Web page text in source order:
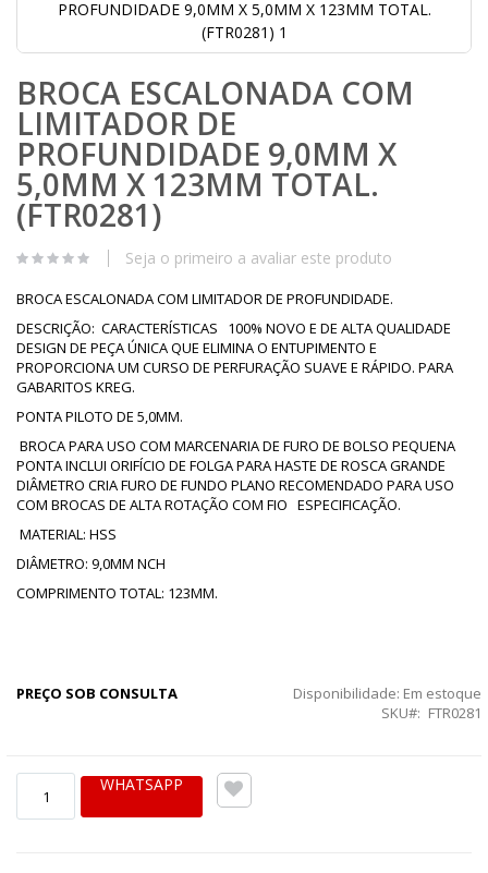
PROFUNDIDADE 9,0MM X 5,0MM X 123MM TOTAL.
(FTR0281) 1
para
o
da
Galeria
de
imagens
BROCA ESCALONADA COM
LIMITADOR DE
PROFUNDIDADE 9,0MM X
5,0MM X 123MM TOTAL.
(FTR0281)
Seja o primeiro a avaliar este produto
BROCA ESCALONADA COM LIMITADOR DE PROFUNDIDADE.
DESCRIÇÃO: CARACTERÍSTICAS 100% NOVO E DE ALTA QUALIDADE
DESIGN DE PEÇA ÚNICA QUE ELIMINA O ENTUPIMENTO E
PROPORCIONA UM CURSO DE PERFURAÇÃO SUAVE E RÁPIDO. PARA
GABARITOS KREG.
PONTA PILOTO DE 5,0MM.
BROCA PARA USO COM MARCENARIA DE FURO DE BOLSO PEQUENA
PONTA INCLUI ORIFÍCIO DE FOLGA PARA HASTE DE ROSCA GRANDE
DIÂMETRO CRIA FURO DE FUNDO PLANO RECOMENDADO PARA USO
COM BROCAS DE ALTA ROTAÇÃO COM FIO ESPECIFICAÇÃO.
MATERIAL: HSS
DIÂMETRO: 9,0MM NCH
COMPRIMENTO TOTAL: 123MM.
PREÇO SOB CONSULTA Disponibilidade: Em estoque
SKU
FTR0281
WHATSAPP